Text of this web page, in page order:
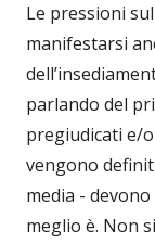
Le pressioni
manifestarsi
parlando del
pregiudicati e/
vengono
media -
meglio è. Non